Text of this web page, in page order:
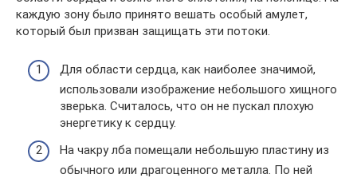
каждую зону было принято вешать особый амулет,
который был призван защищать эти потоки.
Для области сердца, как наиболее значимой,
использовали изображение небольшого хищного
зверька. Считалось, что он не пускал плохую
энергетику к сердцу.
На чакру лба помещали небольшую пластину из
обычного или драгоценного металла. По ней